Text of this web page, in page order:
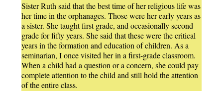
Sister Ruth said that the best time of her religious life was
her time in the orphanages. Those were her early years as
a sister. She taught first grade, and occasionally second
grade for fifty years. She said that these were the critical
years in the formation and education of children. As a
seminarian, I once visited her in a first-grade classroom.
When a child had a question or a concern, she could pay
complete attention to the child and still hold the attention
of the entire class.